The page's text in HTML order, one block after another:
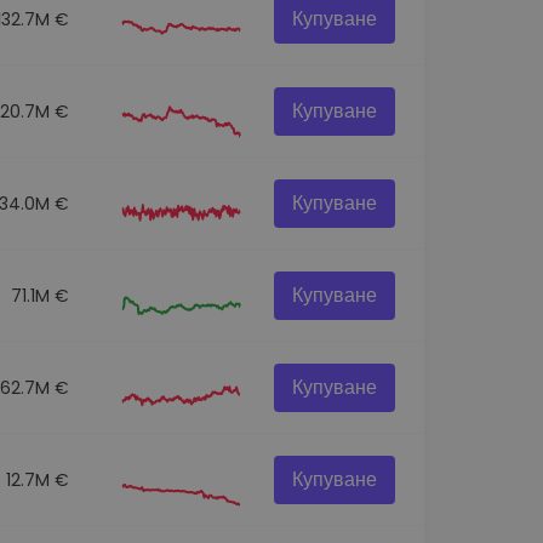
€ Купуване
€ Купуване
€ Купуване
71.1M € Купуване
€ Купуване
12.7M € Купуване